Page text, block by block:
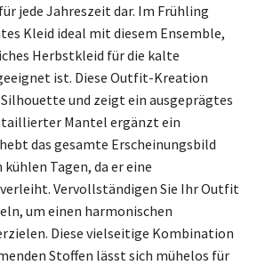
jede Jahreszeit dar. Im Frühling
Kleid ideal mit diesem Ensemble,
Herbstkleid für die kalte
ist. Diese Outfit-Kreation
und zeigt ein ausgeprägtes
taillierter Mantel ergänzt ein
das gesamte Erscheinungsbild
Tagen, da er eine
Vervollständigen Sie Ihr Outfit
um einen harmonischen
Diese vielseitige Kombination
Stoffen lässt sich mühelos für